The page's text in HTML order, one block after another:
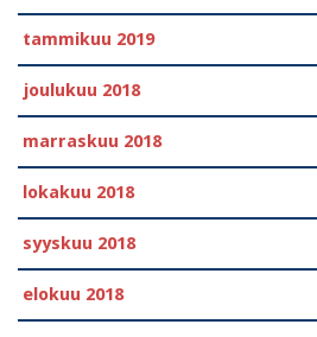
tammikuu 2019
joulukuu 2018
marraskuu 2018
lokakuu 2018
syyskuu 2018
elokuu 2018